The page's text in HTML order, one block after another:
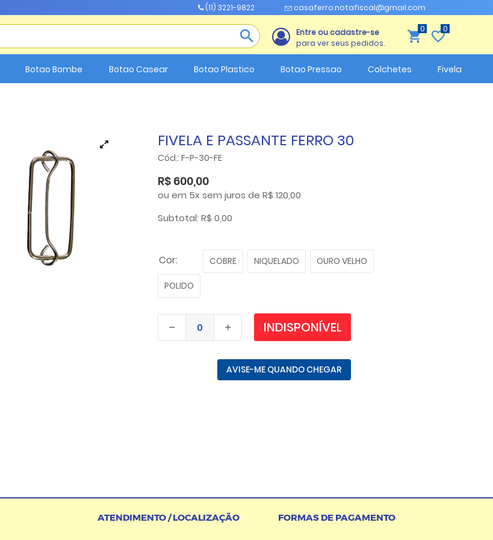
(11) 3221-9822 casaferro.notafiscal@gmail.com
Entre ou cadastre-se
para ver seus pedidos.
0
Botao Bombe Botao Casear Botao Plastico Botao Pressao Colchetes Fivela
FIVELA E PASSANTE FERRO 30
Cód.: F-P-30-FE
R$ 600,00
ou em 5x sem juros de R$ 120,00
Subtotal: R$ 0,00
Cor: COBRE NIQUELADO OURO VELHO
POLIDO
INDISPONÍVEL
AVISE-ME QUANDO CHEGAR
ATENDIMENTO / LOCALIZAÇÃO FORMAS DE PAGAMENTO